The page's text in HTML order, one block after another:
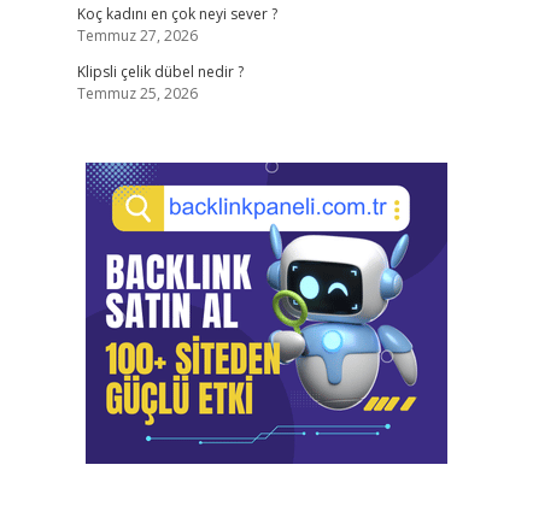
Koç kadını en çok neyi sever ?
Temmuz 27, 2026
Klipsli çelik dübel nedir ?
Temmuz 25, 2026